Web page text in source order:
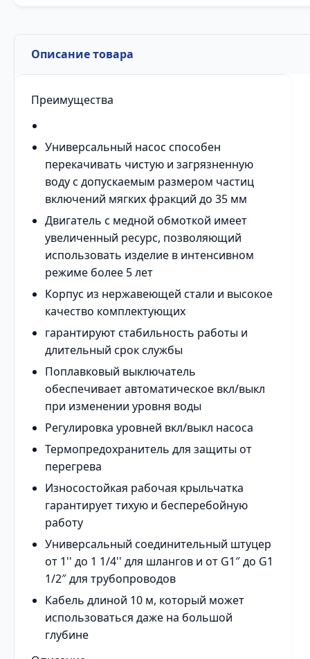
Описание товара
Преимущества
Универсальный насос способен
перекачивать чистую и загрязненную
воду с допускаемым размером частиц
включений мягких фракций до 35 мм
Двигатель с медной обмоткой имеет
увеличенный ресурс, позволяющий
использовать изделие в интенсивном
режиме более 5 лет
Корпус из нержавеющей стали и высокое
качество комплектующих
гарантируют стабильность работы и
длительный срок службы
Поплавковый выключатель
обеспечивает автоматическое вкл/выкл
при изменении уровня воды
Регулировка уровней вкл/выкл насоса
Термопредохранитель для защиты от
перегрева
Износостойкая рабочая крыльчатка
гарантирует тихую и бесперебойную
работу
Универсальный соединительный штуцер
от 1'' до 1 1/4'' для шлангов и от G1″ до G1
1/2″ для трубопроводов
Кабель длиной 10 м, который может
использоваться даже на большой
глубине